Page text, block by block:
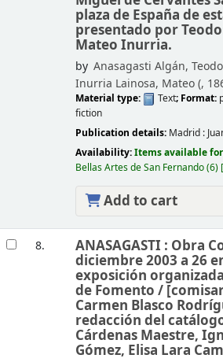
plaza de España de
presentado por
Mateo Inurria.
by Anasagasti Algán,
Inurria Lainosa, Mateo (,
Material type: Text; Format:
fiction
Publication details: Madrid :
Availability:Items available
Bellas Artes de San Fernando(6)
Add to cart
8. ANASAGASTI : Obra
diciembre 2003 a 26
exposición
de Fomento /
Carmen Blasco
redacción del
Cárdenas Maestre,
Gómez, Elisa Lara